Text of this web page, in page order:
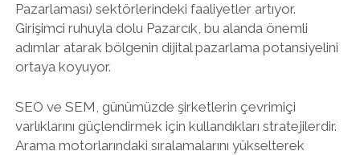
Pazarlaması) sektörlerindeki faaliyetler artıyor.
Girişimci ruhuyla dolu Pazarcık, bu alanda önemli
adımlar atarak bölgenin dijital pazarlama potansiyelini
ortaya koyuyor.
SEO ve SEM, günümüzde şirketlerin çevrimiçi
varlıklarını güçlendirmek için kullandıkları stratejilerdir.
Arama motorlarındaki sıralamalarını yükselterek